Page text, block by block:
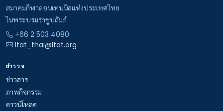
สมาคมกีฬาลอนเทนนิสแห่งประเทศไทย
ในพระบรมราชูปถัมภ์
+66 2 503 4080
ltat_thai@ltat.org
สำรวจ
ข่าวสาร
ภาพกิจกรรม
ดาวน์โหลด